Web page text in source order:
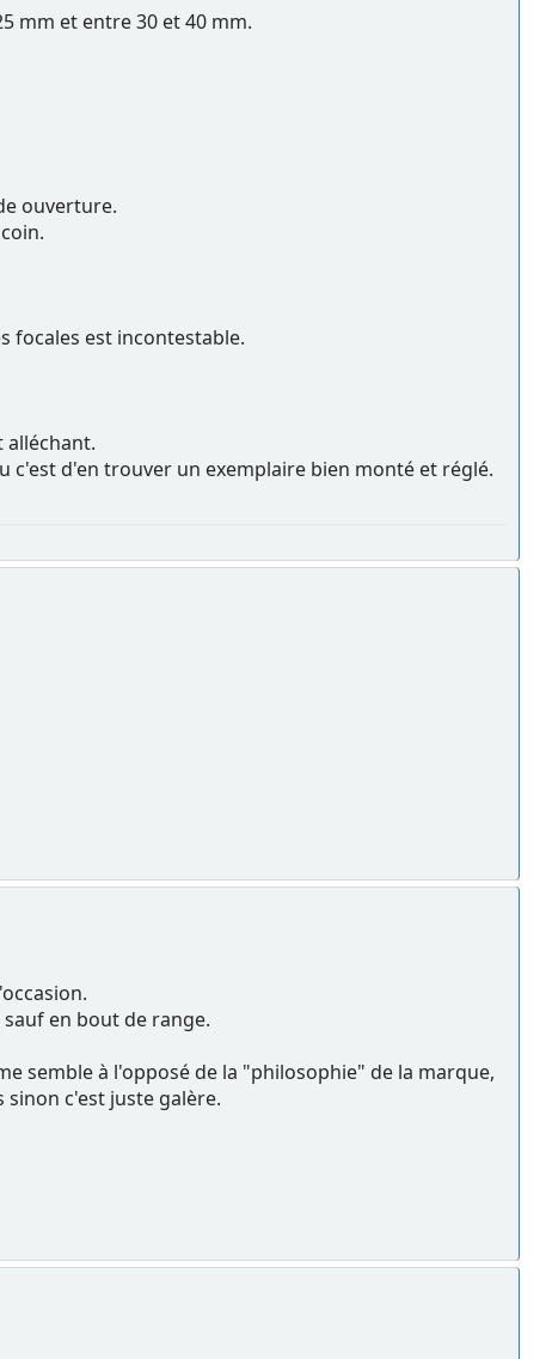
mm et entre 30 et 40 mm.
ouverture.
focales est incontestable.
alléchant.
c'est d'en trouver un exemplaire bien monté et réglé.
en bout de range.
semble à l'opposé de la "philosophie" de la marque,
c'est juste galère.